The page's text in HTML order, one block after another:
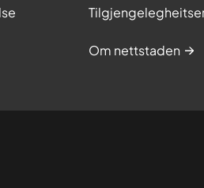
Om nettstaden